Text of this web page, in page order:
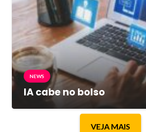
NEWS
IA cabe no bolso
VEJA MAIS